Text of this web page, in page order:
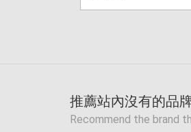
推薦站內沒有的品牌
Recommend the brand